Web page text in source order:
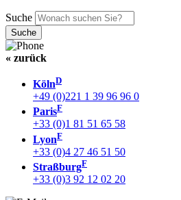
Suche
« zurück
KölnD
+49 (0)221 1 39 96 96 0
ParisF
+33 (0)1 81 51 65 58
LyonF
+33 (0)4 27 46 51 50
StraßburgF
+33 (0)3 92 12 02 20